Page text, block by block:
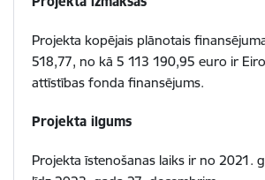
Projekta kopējais plānotais
518,77, no kā 5 113 190,95 euro ir
attīstības fonda finansējums.
Projekta ilgums
Projekta īstenošanas laiks ir no 2021.